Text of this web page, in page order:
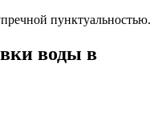
пунктуальностью.
воды в